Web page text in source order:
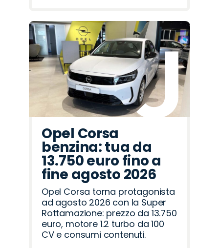
Opel Corsa
benzina: tua da
13.750 euro fino a
fine agosto 2026
Opel Corsa torna protagonista
ad agosto 2026 con la Super
Rottamazione: prezzo da 13.750
euro, motore 1.2 turbo da 100
CV e consumi contenuti.